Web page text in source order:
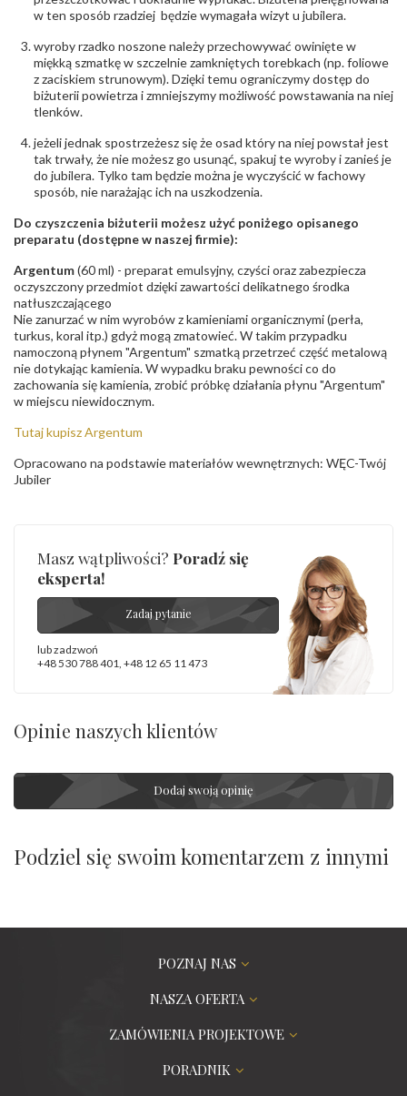
Producent
odpowiedzialny:
WĘC-Twój Jubiler S.C. Artur Węc, Małgorzata
Suchan, ul. Kurczaba 3, 30-868 Kraków; NIP:
679-25-92-107; sklep@wec.com.pl
Bezpieczeństwo
- rodzaj
Nie nadaje się dla dzieci w wieku poniżej 3 lat
w ten sposób rzadziej będzie wymagała wizyt u jubilera.
wyroby rzadko noszone należy przechowywać owinięte w
miękką szmatkę w szczelnie zamkniętych torebkach (np. foliowe
z zaciskiem strunowym). Dzięki temu ograniczymy dostęp do
biżuterii powietrza i zmniejszymy możliwość powstawania na niej
tlenków.
jeżeli jednak spostrzeżesz się że osad który na niej powstał jest
tak trwały, że nie możesz go usunąć, spakuj te wyroby i zanieś je
do jubilera. Tylko tam będzie można je wyczyścić w fachowy
sposób, nie narażając ich na uszkodzenia.
Do czyszczenia biżuterii możesz użyć poniżego opisanego
preparatu (dostępne w naszej firmie):
Argentum(60 ml) - preparat emulsyjny, czyści oraz zabezpiecza
oczyszczony przedmiot dzięki zawartości delikatnego środka
natłuszczającego
Nie zanurzać w nim wyrobów z kamieniami organicznymi (perła,
turkus, koral itp.) gdyż mogą zmatowieć. W takim przypadku
namoczoną płynem "Argentum" szmatką przetrzeć część metalową
nie dotykając kamienia. W wypadku braku pewności co do
zachowania się kamienia, zrobić próbkę działania płynu "Argentum"
w miejscu niewidocznym.
Tutaj kupisz Argentum
Opracowano na podstawie materiałów wewnętrznych: WĘC-Twój
Jubiler
Masz wątpliwości? Poradź się
eksperta!
Zadaj pytanie
lub zadzwoń
+48 530 788 401, +48 12 65 11 473
Opinie naszych klientów
Dodaj swoją opinię
Podziel się swoim komentarzem z innymi
POZNAJ NAS
NASZA OFERTA
ZAMÓWIENIA PROJEKTOWE
PORADNIK